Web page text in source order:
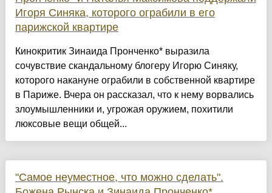
Игоря Синяка, которого ограбили в его
парижской квартире
Кинокритик Зинаида Пронченко* выразила
сочувствие скандальному блогеру Игорю Синяку,
которого накануне ограбили в собственной квартире
в Париже. Вчера он рассказал, что к нему ворвались
злоумышленники и, угрожая оружием, похитили
люксовые вещи общей...
"Самое неуместное, что можно сделать".